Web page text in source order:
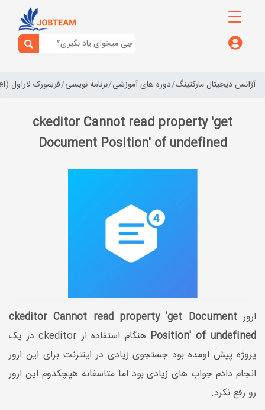
آژانس دیجیتال مارکتینگ دوره های آموزشی برنامه نویسی فریمورک لاراول (laravel)
ckeditor Cannot read property 'get
Document Position' of undefined
ارورckeditor Cannot read property 'get Document
Position' of undefined
هنگام استفاده از ckeditor در یک
پروژه پیش اومده بود جستجوی زیادی در اینترنت برای این ارور
انجام دادم جواب های زیادی بود اما متاسفانه هیچکدوم این ارور
رو رفع نکرد.